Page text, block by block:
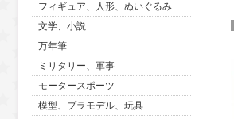
フィギュア、人形、ぬいぐるみ
文学、小説
万年筆
ミリタリー、軍事
モータースポーツ
模型、プラモデル、玩具